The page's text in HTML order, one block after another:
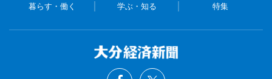
暮らす・働く 学ぶ・知る 特集